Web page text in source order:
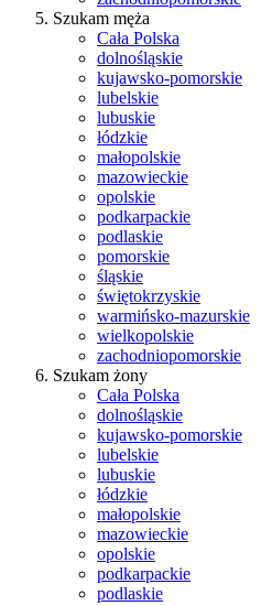
Szukam męża
Cała Polska
dolnośląskie
kujawsko-pomorskie
lubelskie
lubuskie
łódzkie
małopolskie
mazowieckie
opolskie
podkarpackie
podlaskie
pomorskie
śląskie
świętokrzyskie
warmińsko-mazurskie
wielkopolskie
zachodniopomorskie
Szukam żony
Cała Polska
dolnośląskie
kujawsko-pomorskie
lubelskie
lubuskie
łódzkie
małopolskie
mazowieckie
opolskie
podkarpackie
podlaskie